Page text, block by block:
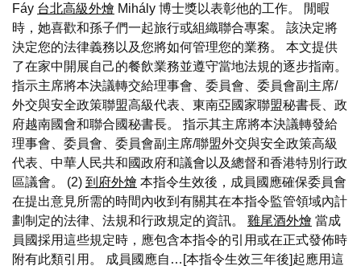
Fáy 台北高級外燴 Mihály 博士獎以表彰他的工作。 閒暇
時，她喜歡和孫子們一起旅行或組織聯合專案。 該決定將
決定您的法律義務以及您將如何管理您的業務。 本文提供
了在家中開展自己的餐飲業務並遵守當地法規的逐步指南。
指示主席將本決議轉交給理事會、委員會、委員會副主席/
外交與安全政策聯盟高級代表、東南亞國家聯盟秘書長、政
府越南國會和聯合國秘書長。 指示其主席將本決議轉發給
理事會、委員會、委員會副主席/聯盟外交與安全政策高級
代表、中華人民共和國政府和議會以及總督和香港特別行政
區議會。 (2) 到府外燴 本指令生效後，成員國應確保委員會
在提出意見所需的時間內收到有關其在本指令監管領域內計
劃制定的法律、法規和行政規定的資訊。 雞尾酒外燴 當成
員國採用這些規定時，應包含本指令的引用或在正式發佈時
附有此類引用。 成員國應自…[本指令生效三年後]起應用這